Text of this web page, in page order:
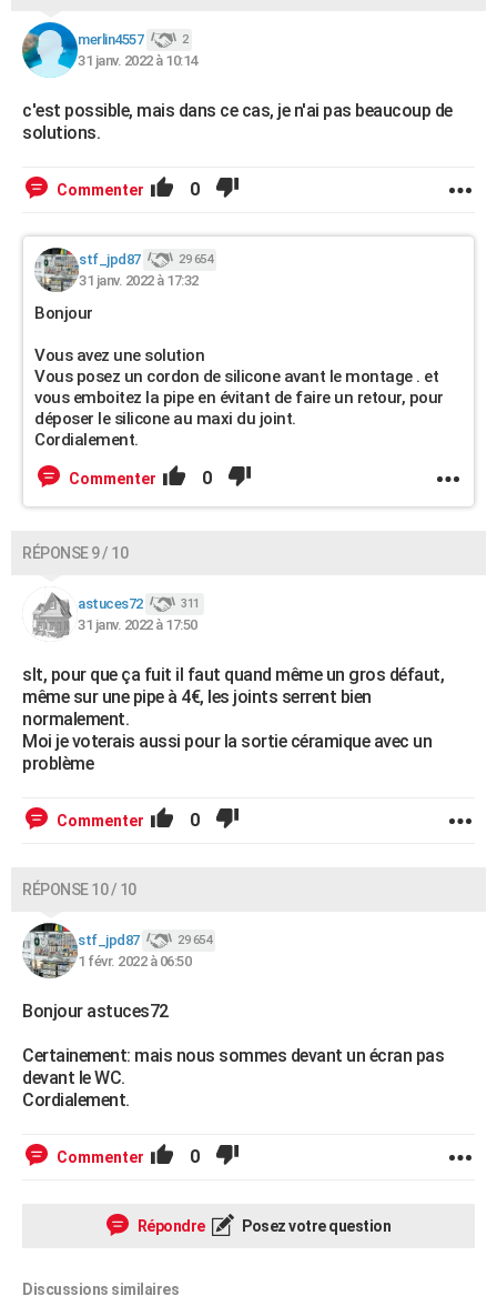
merlin4557 2
31 janv. 2022 à 10:14
c'est possible, mais dans ce cas, je n'ai pas beaucoup de
solutions.
Commenter 0
stf_jpd87 29 654
31 janv. 2022 à 17:32
Bonjour
Vous avez une solution
Vous posez un cordon de silicone avant le montage . et
vous emboitez la pipe en évitant de faire un retour, pour
déposer le silicone au maxi du joint.
Cordialement.
Commenter 0
RÉPONSE 9 / 10
astuces72 311
31 janv. 2022 à 17:50
slt, pour que ça fuit il faut quand même un gros défaut,
même sur une pipe à 4€, les joints serrent bien
normalement.
Moi je voterais aussi pour la sortie céramique avec un
problème
Commenter 0
RÉPONSE 10 / 10
stf_jpd87 29 654
1 févr. 2022 à 06:50
Bonjour astuces72
Certainement: mais nous sommes devant un écran pas
devant le WC.
Cordialement.
Commenter 0
Répondre Posez votre question
Discussions similaires